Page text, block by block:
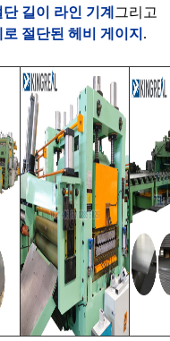
길이 라인 기계 그리고
절단된 헤비 게이지 .